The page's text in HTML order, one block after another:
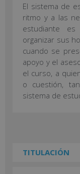
El sistema de
ritmo y a las
estudiante
organizar sus
cuando se
apoyo y el
el curso, a
o cuestión,
sistema de
TITULACIÓN